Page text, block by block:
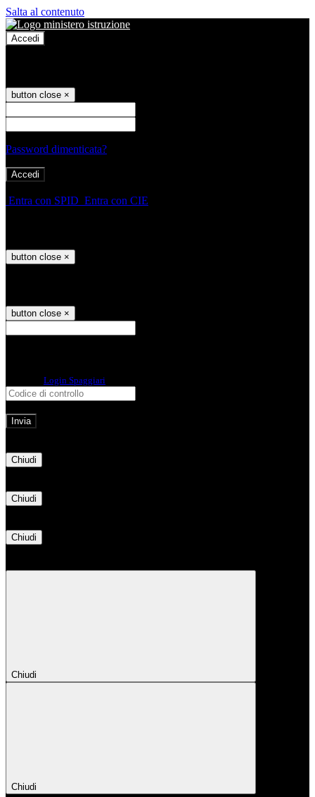
Salta al contenuto
Accedi
button close ×
Password dimenticata?
Entra con SPID Entra con CIE
button close ×
button close ×
Login Spaggiari
Chiudi
Chiudi
Chiudi
Chiudi
Chiudi